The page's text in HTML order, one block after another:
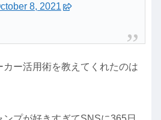
8, 2021
カー活用術を教えてくれたのは